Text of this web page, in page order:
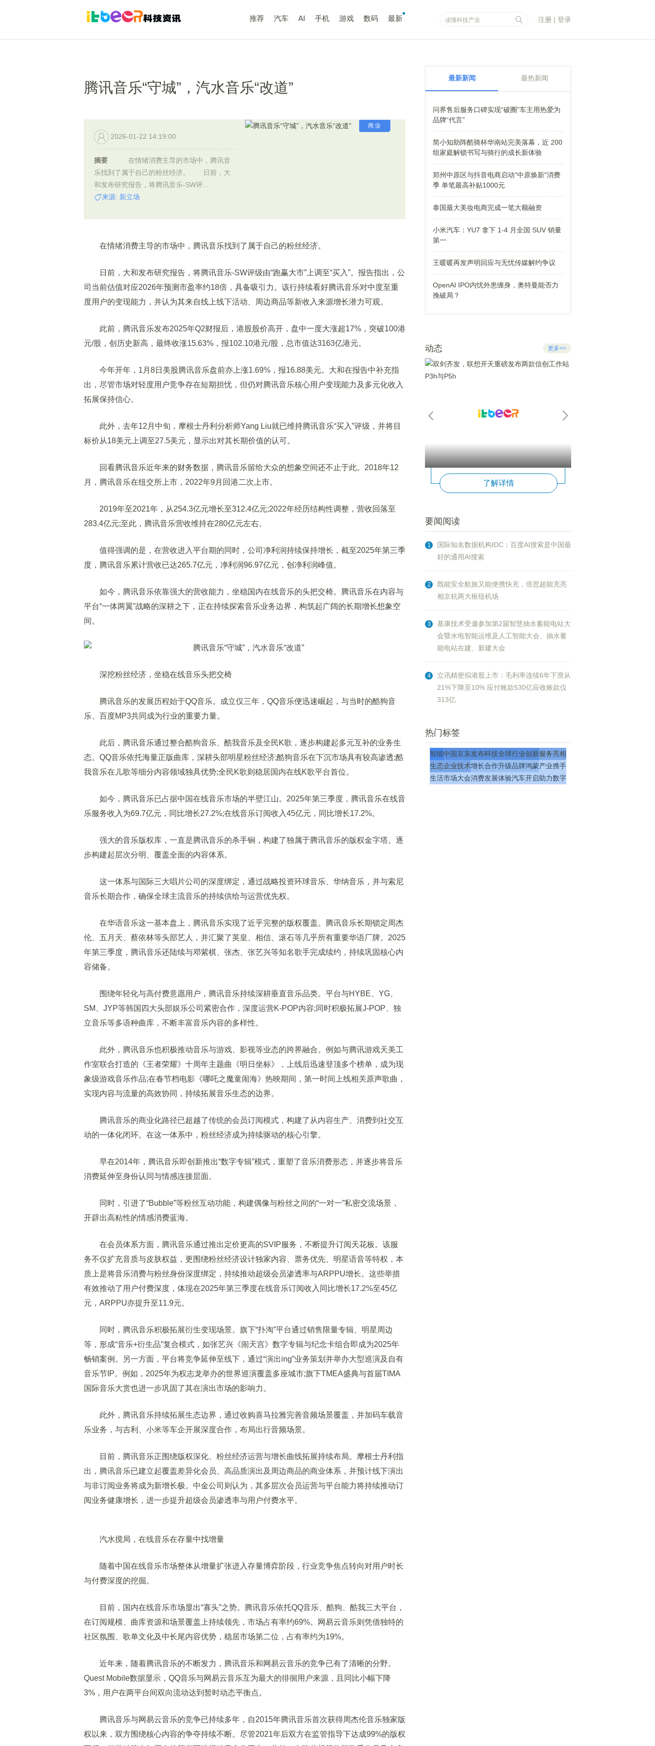
推荐 汽车 AI 手机 游戏 数码 最新 注册 | 登录
腾讯音乐“守城”，汽水音乐“改道”
商业
2026-01-22 14:19:00
摘要
在情绪消费主导的市场中，腾讯音
乐找到了属于自己的粉丝经济。 日前，大
和发布研究报告，将腾讯音乐-SW评...
来源: 新立场
在情绪消费主导的市场中，腾讯音乐找到了属于自己的粉丝经济。
日前，大和发布研究报告，将腾讯音乐-SW评级由“跑赢大市”上调至“买入”。报告指出，公
司当前估值对应2026年预测市盈率约18倍，具备吸引力。该行持续看好腾讯音乐对中度至重
度用户的变现能力，并认为其来自线上线下活动、周边商品等新收入来源增长潜力可观。
此前，腾讯音乐发布2025年Q2财报后，港股股价高开，盘中一度大涨超17%，突破100港
元/股，创历史新高，最终收涨15.63%，报102.10港元/股，总市值达3163亿港元。
今年开年，1月8日美股腾讯音乐盘前亦上涨1.69%，报16.88美元。大和在报告中补充指
出，尽管市场对轻度用户竞争存在短期担忧，但仍对腾讯音乐核心用户变现能力及多元化收入
拓展保持信心。
此外，去年12月中旬，摩根士丹利分析师Yang Liu就已维持腾讯音乐“买入”评级，并将目
标价从18美元上调至27.5美元，显示出对其长期价值的认可。
回看腾讯音乐近年来的财务数据，腾讯音乐留给大众的想象空间还不止于此。2018年12
月，腾讯音乐在纽交所上市，2022年9月回港二次上市。
2019年至2021年，从254.3亿元增长至312.4亿元;2022年经历结构性调整，营收回落至
283.4亿元;至此，腾讯音乐营收维持在280亿元左右。
值得强调的是，在营收进入平台期的同时，公司净利润持续保持增长，截至2025年第三季
度，腾讯音乐累计营收已达265.7亿元，净利润96.97亿元，创净利润峰值。
如今，腾讯音乐依靠强大的营收能力，坐稳国内在线音乐的头把交椅。腾讯音乐在内容与
平台“一体两翼”战略的深耕之下，正在持续探索音乐业务边界，构筑起广阔的长期增长想象空
间。
深挖粉丝经济，坐稳在线音乐头把交椅
腾讯音乐的发展历程始于QQ音乐。成立仅三年，QQ音乐便迅速崛起，与当时的酷狗音
乐、百度MP3共同成为行业的重要力量。
此后，腾讯音乐通过整合酷狗音乐、酷我音乐及全民K歌，逐步构建起多元互补的业务生
态。QQ音乐依托海量正版曲库，深耕头部明星粉丝经济;酷狗音乐在下沉市场具有较高渗透;酷
我音乐在儿歌等细分内容领域独具优势;全民K歌则稳居国内在线K歌平台首位。
如今，腾讯音乐已占据中国在线音乐市场的半壁江山。2025年第三季度，腾讯音乐在线音
乐服务收入为69.7亿元，同比增长27.2%;在线音乐订阅收入45亿元，同比增长17.2%。
强大的音乐版权库，一直是腾讯音乐的杀手锏，构建了独属于腾讯音乐的版权金字塔。逐
步构建起层次分明、覆盖全面的内容体系。
这一体系与国际三大唱片公司的深度绑定，通过战略投资环球音乐、华纳音乐，并与索尼
音乐长期合作，确保全球主流音乐的持续供给与运营优先权。
在华语音乐这一基本盘上，腾讯音乐实现了近乎完整的版权覆盖。腾讯音乐长期锁定周杰
伦、五月天、蔡依林等头部艺人，并汇聚了英皇、相信、滚石等几乎所有重要华语厂牌。2025
年第三季度，腾讯音乐还陆续与邓紫棋、张杰、张艺兴等知名歌手完成续约，持续巩固核心内
容储备。
围绕年轻化与高付费意愿用户，腾讯音乐持续深耕垂直音乐品类。平台与HYBE、YG、
SM、JYP等韩国四大头部娱乐公司紧密合作，深度运营K-POP内容;同时积极拓展J-POP、独
立音乐等多语种曲库，不断丰富音乐内容的多样性。
此外，腾讯音乐也积极推动音乐与游戏、影视等业态的跨界融合。例如与腾讯游戏天美工
作室联合打造的《王者荣耀》十周年主题曲《明日坐标》，上线后迅速登顶多个榜单，成为现
象级游戏音乐作品;在春节档电影《哪吒之魔童闹海》热映期间，第一时间上线相关原声歌曲，
实现内容与流量的高效协同，持续拓展音乐生态的边界。
腾讯音乐的商业化路径已超越了传统的会员订阅模式，构建了从内容生产、消费到社交互
动的一体化闭环。在这一体系中，粉丝经济成为持续驱动的核心引擎。
早在2014年，腾讯音乐即创新推出“数字专辑”模式，重塑了音乐消费形态，并逐步将音乐
消费延伸至身份认同与情感连接层面。
同时，引进了“Bubble”等粉丝互动功能，构建偶像与粉丝之间的“一对一”私密交流场景，
开辟出高粘性的情感消费蓝海。
在会员体系方面，腾讯音乐通过推出定价更高的SVIP服务，不断提升订阅天花板。该服
务不仅扩充音质与皮肤权益，更围绕粉丝经济设计独家内容、票务优先、明星语音等特权，本
质上是将音乐消费与粉丝身份深度绑定，持续推动超级会员渗透率与ARPPU增长。这些举措
有效推动了用户付费深度，体现在2025年第三季度在线音乐订阅收入同比增长17.2%至45亿
元，ARPPU亦提升至11.9元。
同时，腾讯音乐积极拓展衍生变现场景。旗下“扑淘”平台通过销售限量专辑、明星周边
等，形成“音乐+衍生品”复合模式，如张艺兴《闹天宫》数字专辑与纪念卡组合即成为2025年
畅销案例。另一方面，平台将竞争延伸至线下，通过“演出ing”业务策划并举办大型巡演及自有
音乐节IP。例如，2025年为权志龙举办的世界巡演覆盖多座城市;旗下TMEA盛典与首届TIMA
国际音乐大赏也进一步巩固了其在演出市场的影响力。
此外，腾讯音乐持续拓展生态边界，通过收购喜马拉雅完善音频场景覆盖，并加码车载音
乐业务，与吉利、小米等车企开展深度合作，布局出行音频场景。
目前，腾讯音乐正围绕版权深化、粉丝经济运营与增长曲线拓展持续布局。摩根士丹利指
出，腾讯音乐已建立起覆盖差异化会员、高品质演出及周边商品的商业体系，并预计线下演出
与非订阅业务将成为新增长极。中金公司则认为，其多层次会员运营与平台能力将持续推动订
阅业务健康增长，进一步提升超级会员渗透率与用户付费水平。
汽水搅局，在线音乐在存量中找增量
随着中国在线音乐市场整体从增量扩张进入存量博弈阶段，行业竞争焦点转向对用户时长
与付费深度的挖掘。
目前，国内在线音乐市场显出“寡头”之势。腾讯音乐依托QQ音乐、酷狗、酷我三大平台，
在订阅规模、曲库资源和场景覆盖上持续领先，市场占有率约69%。网易云音乐则凭借独特的
社区氛围、歌单文化及中长尾内容优势，稳居市场第二位，占有率约为19%。
近年来，随着腾讯音乐的不断发力，腾讯音乐和网易云音乐的竞争已有了清晰的分野。
Quest Mobile数据显示，QQ音乐与网易云音乐互为最大的徘徊用户来源，且同比小幅下降
3%，用户在两平台间双向流动达到暂时动态平衡点。
腾讯音乐与网易云音乐的竞争已持续多年，自2015年腾讯音乐首次获得周杰伦音乐独家版
权以来，双方围绕核心内容的争夺持续不断。尽管2021年后双方在监管指导下达成99%的版权
最新新闻 最热新闻
问界售后服务口碑实现“破圈”车主用热爱为
品牌“代言”
简小知助阵酷骑杯华南站完美落幕，近 200
组家庭解锁书写与骑行的成长新体验
郑州中原区与抖音电商启动"中原焕新"消费
季 单笔最高补贴1000元
泰国最大美妆电商完成一笔大额融资
小米汽车：YU7 拿下 1-4 月全国 SUV 销量
第一
王暖暖再发声明回应与无忧传媒解约争议
OpenAI IPO内忧外患缠身，奥特曼能否力
挽破局？
动态 更多>>
了解详情
要闻阅读
1
国际知名数据机构IDC：百度AI搜索是中国最
好的通用AI搜索
2
既能安全航旅又能便携快充，倍思超能充亮
相京杭两大枢纽机场
3
基康技术受邀参加第2届智慧抽水蓄能电站大
会暨水电智能运维及人工智能大会、抽水蓄
能电站在建、新建大会
4
立讯精密拟港股上市：毛利率连续6年下滑从
21%下降至10% 应付账款530亿应收账款仅
313亿
热门标签
智能中国京东发布科技全球行业创新服务亮相
生态企业技术增长合作升级品牌鸿蒙产业携手
生活市场大会消费发展体验汽车开启助力数字